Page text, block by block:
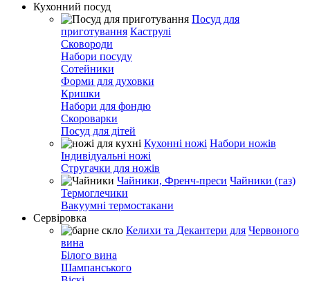
Кухонний посуд
Посуд для
приготування Каструлі
Сковороди
Набори посуду
Сотейники
Форми для духовки
Кришки
Набори для фондю
Скороварки
Посуд для дітей
Кухонні ножі Набори ножів
Індивідуальні ножі
Стругачки для ножів
Чайники, Френч-преси Чайники (газ)
Термоглечики
Вакуумні термостакани
Сервіровка
Келихи та Декантери для Червоного
вина
Білого вина
Шампанського